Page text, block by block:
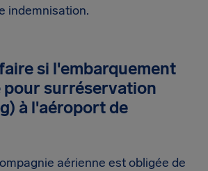
indemnisation.
si l'embarquement
pour surréservation
à l'aéroport de
aérienne est obligée de